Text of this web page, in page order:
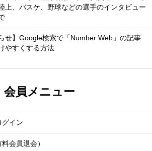
上、バスケ、野球などの選手のインタビュー
せ】Google検索で「Number Web」の記事
やすくする方法
会員メニュー
グイン
会員退会）